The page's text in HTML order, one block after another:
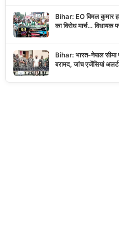
Bihar: EO विमल कुमार
का विरोध मार्च… विधायक
Bihar: भारत-नेपाल सीमा
बरामद, जांच एजेंसियां